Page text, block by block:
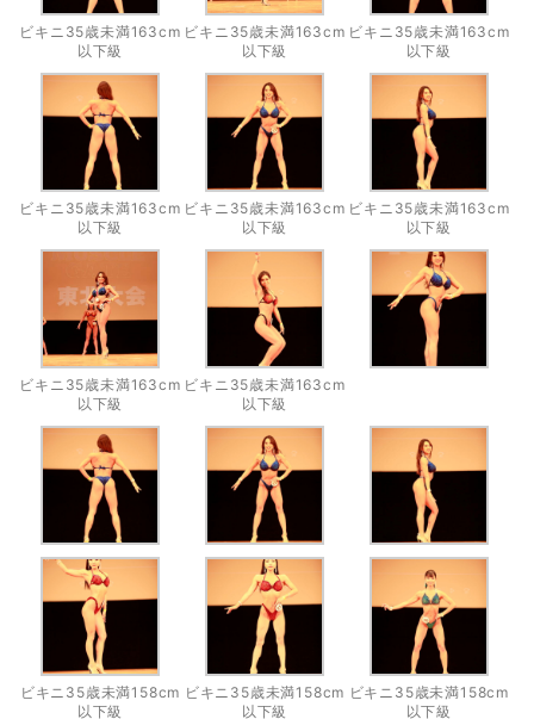
ビキニ35歳未満163cm
以下級
ビキニ35歳未満163cm
以下級
ビキニ35歳未満163cm
以下級
ビキニ35歳未満163cm
以下級
ビキニ35歳未満163cm
以下級
ビキニ35歳未満163cm
以下級
ビキニ35歳未満163cm
以下級
ビキニ35歳未満163cm
以下級
ビキニ35歳未満158cm
以下級
ビキニ35歳未満158cm
以下級
ビキニ35歳未満158cm
以下級